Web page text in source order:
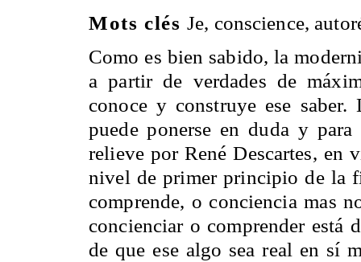
Mots clés Je, conscience,
Como es bien sabido, la
a partir de verdades de
conoce y construye ese saber.
puede ponerse en duda y
relieve por René Descartes, en
nivel de primer principio de la
comprende, o conciencia mas
concienciar o comprender está
de que ese algo sea real en sí